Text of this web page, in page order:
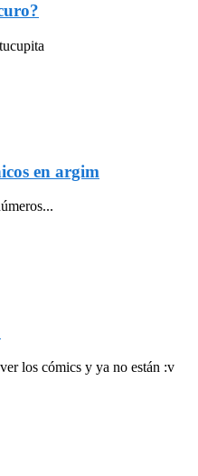
en argim
los cómics y ya no están :v